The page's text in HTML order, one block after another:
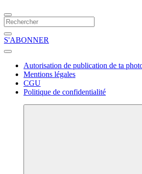
S'ABONNER
Autorisation de publication de ta
Mentions légales
CGU
Politique de confidentialité